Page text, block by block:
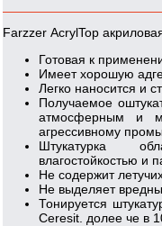
Farzzer AcrylTop
Готовая к
Имеет хорошую
Легко наносится и
Получаемое
атмосферным и
агрессивному
Штукатурка
влагостойкостью и
Не содержит
Не выделяет
Тонируется
Ceresit. долее че в